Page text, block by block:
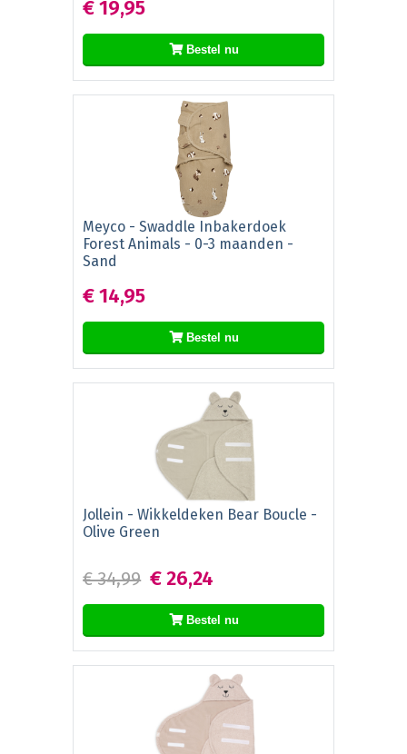
€ 19,95
Bestel nu
Meyco - Swaddle Inbakerdoek
Forest Animals - 0-3 maanden -
Sand
€ 14,95
Bestel nu
Jollein - Wikkeldeken Bear Boucle -
Olive Green
€ 34,99 € 26,24
Bestel nu